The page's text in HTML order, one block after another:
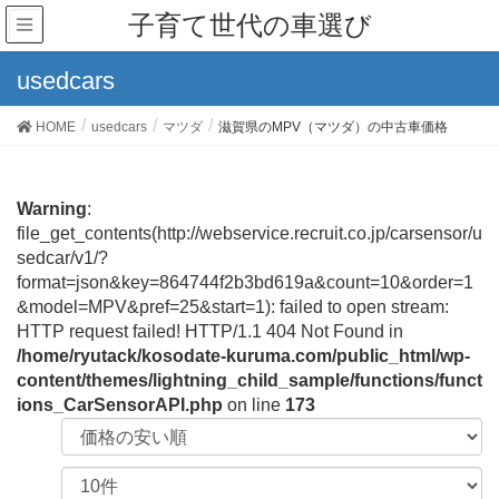
子育て世代の車選び
usedcars
HOME usedcars マツダ 滋賀県のMPV（マツダ）の中古車価格
Warning:
file_get_contents(http://webservice.recruit.co.jp/carsensor/u
sedcar/v1/?
format=json&key=864744f2b3bd619a&count=10&order=1
&model=MPV&pref=25&start=1): failed to open stream:
HTTP request failed! HTTP/1.1 404 Not Found in
/home/ryutack/kosodate-kuruma.com/public_html/wp-
content/themes/lightning_child_sample/functions/funct
ions_CarSensorAPI.php on line 173